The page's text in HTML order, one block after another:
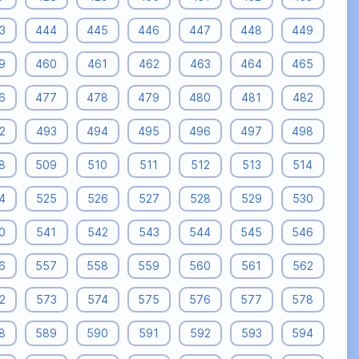
444 445 446 447 448 449
460 461 462 463 464 465
477 478 479 480 481 482
493 494 495 496 497 498
509 510 511 512 513 514
525 526 527 528 529 530
541 542 543 544 545 546
557 558 559 560 561 562
573 574 575 576 577 578
589 590 591 592 593 594